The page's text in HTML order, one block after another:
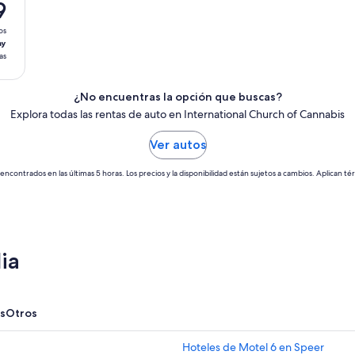
¿No encuentras la opción que buscas?
Explora todas las rentas de auto en International Church of Cannabis
Ver autos
en las últimas 5 horas. Los precios y la disponibilidad están sujetos a cambios. Aplican
Otros
Hoteles de Motel 6 en Speer